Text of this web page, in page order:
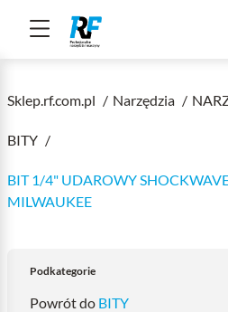
Sklep.rf.com.pl Narzędzia
BITY
BIT 1/4" UDAROWY
MILWAUKEE
Podkategorie
Powrót do BITY